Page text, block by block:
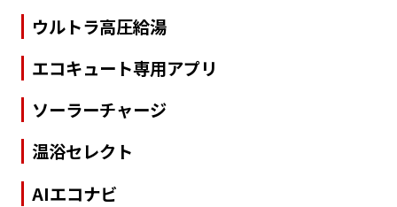
ウルトラ高圧給湯
エコキュート専用アプリ
ソーラーチャージ
温浴セレクト
AIエコナビ